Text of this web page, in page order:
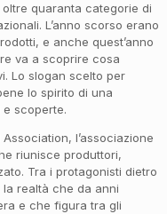
quaranta categorie di
L’anno scorso erano
e anche quest’anno
va a scoprire cosa
Lo slogan scelto per
lo spirito di una
scoperte.
l’associazione
riunisce produttori,
Tra i protagonisti dietro
la realtà che da anni
e che figura tra gli